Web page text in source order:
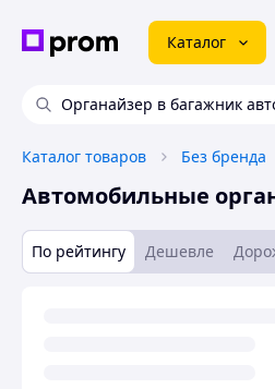
Каталог
Органайзер в багажник
Каталог товаров Без бренда
Автомобильные
По рейтингу Дешевле